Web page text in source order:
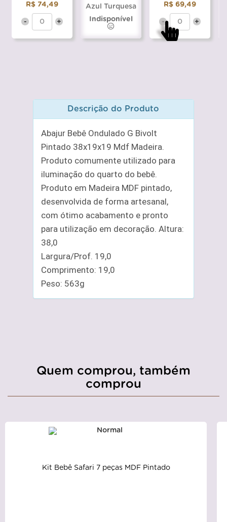
R$ 74,49
- +
Azul Turquesa
Indisponível
R$ 69,49
- +
Descrição do Produto
Abajur Bebê Ondulado G Bivolt
Pintado 38x19x19 Mdf Madeira.
Produto comumente utilizado para
iluminação do quarto do bebê.
Produto em Madeira MDF pintado,
desenvolvida de forma artesanal,
com ótimo acabamento e pronto
para utilização em decoração. Altura:
38,0
Largura/Prof. 19,0
Comprimento: 19,0
Peso: 563g
Quem comprou, também
comprou
Kit Bebê Safari 7 peças MDF Pintado